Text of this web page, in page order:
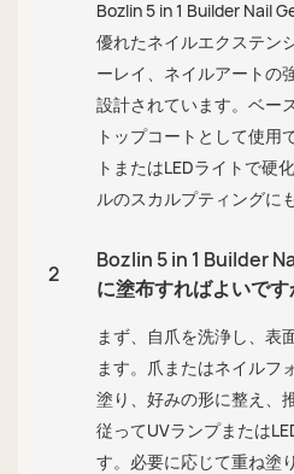
Bozlin 5 in 1 Builder Nail
優れたネイルエクステン
ーレイ、ネイルアートの
設計されています。ベー
トップコートとして使用
トまたはLEDライトで硬
ルのスカルプティングに
2
Bozlin 5 in 1 Builder
に塗布すればよいです
まず、自爪を洗浄し、表
ます。爪またはネイルフ
塗り、好みの形に整え、
従ってUVランプまたは
す。必要に応じて重ね塗